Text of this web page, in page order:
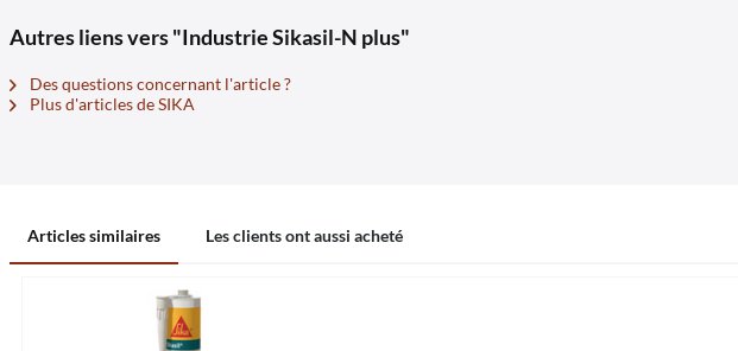
Autres liens vers "Industrie Sikasil-N plus"
Des questions concernant l'article ?
Plus d'articles de SIKA
Articles similaires Les clients ont aussi acheté